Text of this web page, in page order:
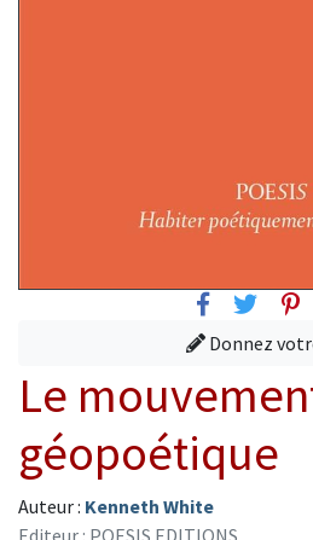
Facebook
Donnez
Le
géopoétique
Auteur : Kenneth White
Editeur : POESIS EDITIONS